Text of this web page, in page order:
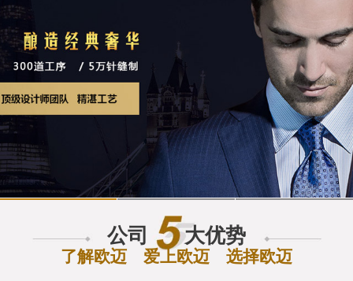
公司 大优势
了解欧迈 爱上欧迈 选择欧迈